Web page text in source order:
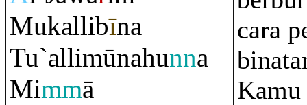
Mukallibīna
Tu`allimūnahunna
Mimmā
cara
Kamu